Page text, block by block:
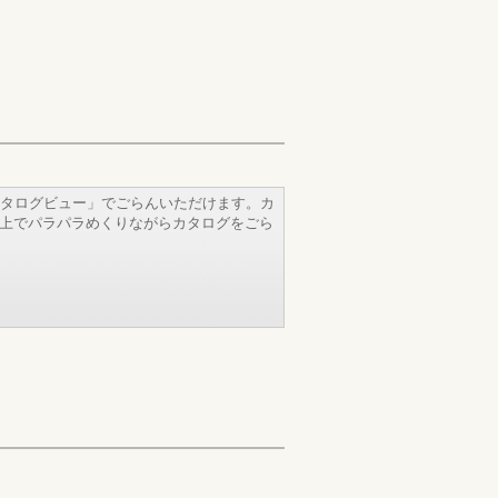
ログビュー」でごらんいただけます。カ
でパラパラめくりながらカタログをごら